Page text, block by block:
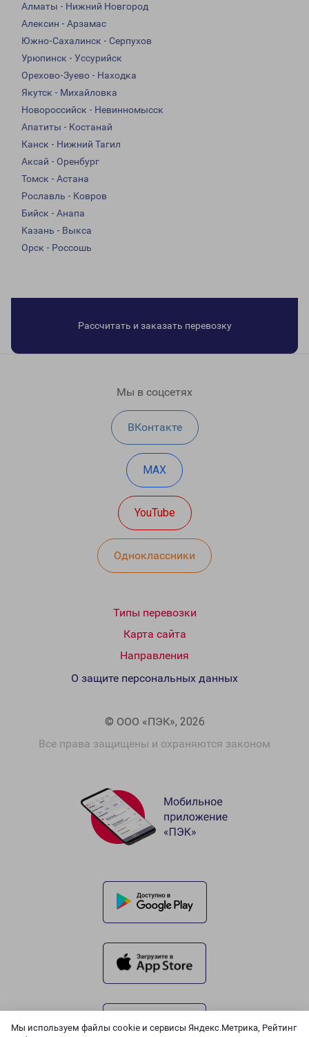
Мы используем файлы cookie и сервисы Яндекс.Метрика, Рейтинг
Алматы - Нижний Новгород
Алексин - Арзамас
Южно-Сахалинск - Серпухов
Урюпинск - Уссурийск
Орехово-Зуево - Находка
Якутск - Михайловка
Новороссийск - Невинномысск
Апатиты - Костанай
Канск - Нижний Тагил
Аксай - Оренбург
Томск - Астана
Рославль - Ковров
Бийск - Анапа
Казань - Выкса
Орск - Россошь
Рассчитать и заказать перевозку
Мы в соцсетях
ВКонтакте
MAX
YouTube
Одноклассники
Типы перевозки
Карта сайта
Направления
© ООО «ПЭК», 2026
Все права защищены и охраняются законом
О защите персональных данных